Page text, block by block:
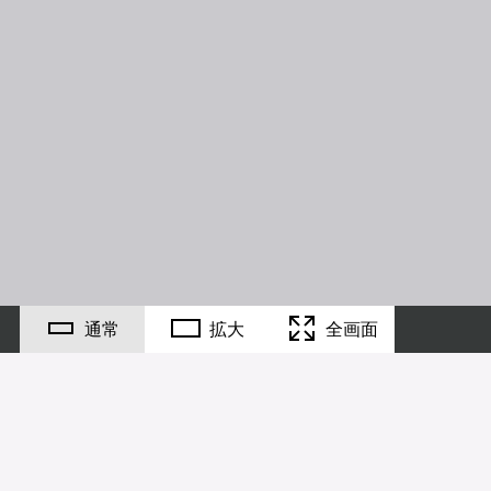
通常 拡大 全画面